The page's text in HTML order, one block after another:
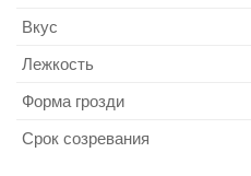
Вкус
Лежкость
Форма грозди
Срок созревания